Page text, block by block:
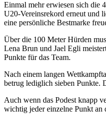
Einmal mehr erwiesen sich die
U20-Vereinsrekord erneut und
eine persönliche Bestmarke
Über die 100 Meter Hürden
Lena Brun und Jael Egli
Punkte für das Team.
Nach einem langen
betrug lediglich sieben Punkte.
Auch wenn das Podest knapp
wichtig jeder einzelne Punkt an